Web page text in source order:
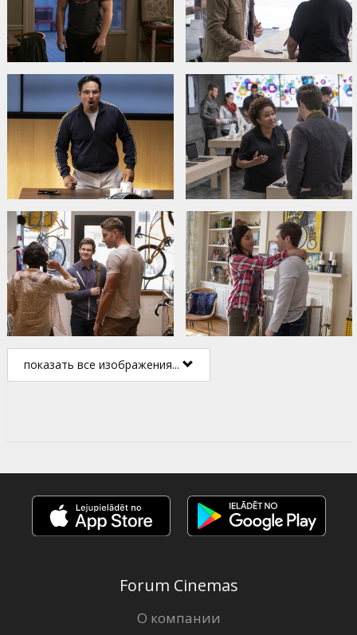
показать все изображения...
Forum Cinemas
О компании